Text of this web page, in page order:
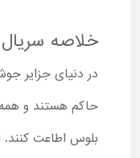
خلاصه
در دنیای جزایر
حاکم هستند و همه
بلوس اطاعت